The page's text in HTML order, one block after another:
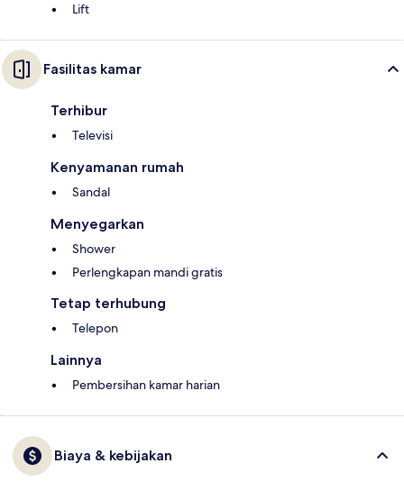
Lift
Fasilitas kamar
Terhibur
Televisi
Kenyamanan rumah
Sandal
Menyegarkan
Shower
Perlengkapan mandi gratis
Tetap terhubung
Telepon
Lainnya
Pembersihan kamar harian
Biaya & kebijakan